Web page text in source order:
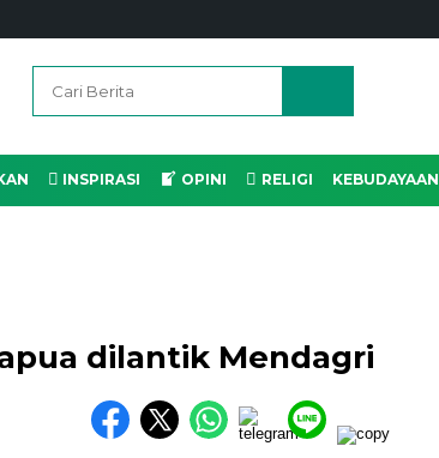
INSPIRASI OPINI RELIGI KEBUDAYAAN
dilantik Mendagri